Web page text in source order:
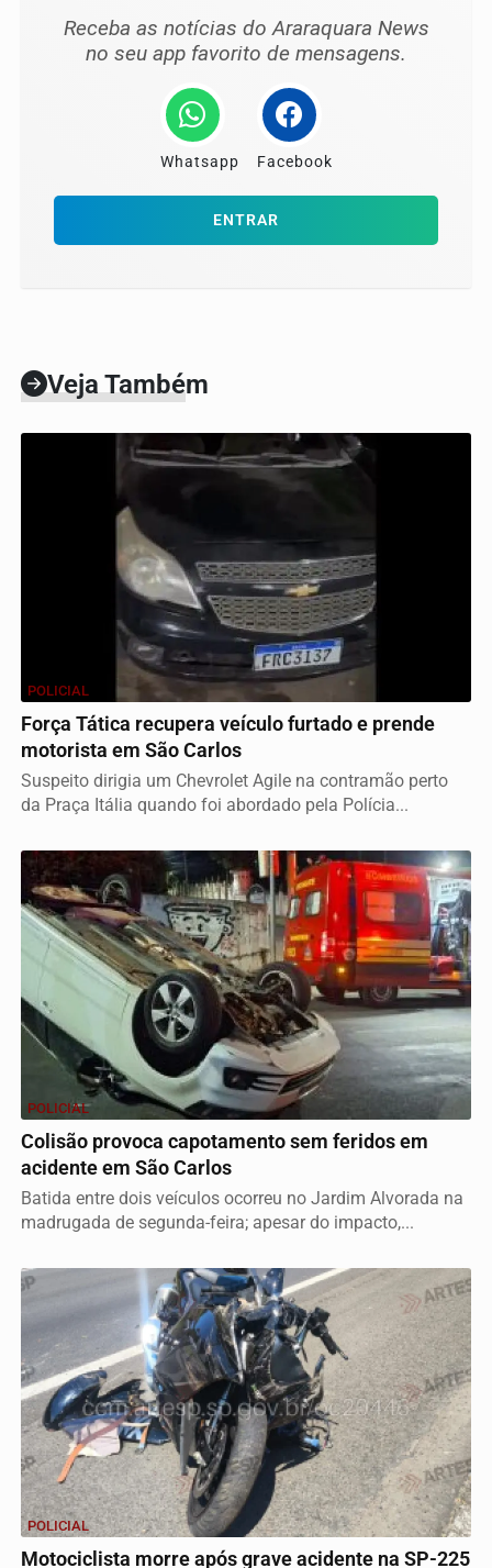
Receba as notícias do Araraquara News
no seu app favorito de mensagens.
Whatsapp Facebook
ENTRAR
Veja Também
POLICIAL
Força Tática recupera veículo furtado e prende
motorista em São Carlos
Suspeito dirigia um Chevrolet Agile na contramão perto
da Praça Itália quando foi abordado pela Polícia...
POLICIAL
Colisão provoca capotamento sem feridos em
acidente em São Carlos
Batida entre dois veículos ocorreu no Jardim Alvorada na
madrugada de segunda-feira; apesar do impacto,...
POLICIAL
Motociclista morre após grave acidente na SP-225